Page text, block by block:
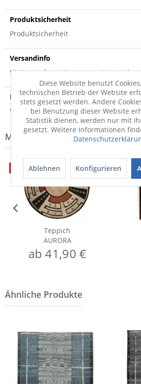
Produktsicherheit
Produktsicherheit
Versandinfo
Weitere Informationen zum Versand...
Hersteller
Weitere Informationen zum Hersteller...
Modell-Familie: AURORA
Teppich
AURORA
ab 41,90 €
50%
Diese Website benutzt
technischen Betrieb der Website
stets gesetzt werden. Andere
bei Benutzung dieser Website
Statistik dienen, werden nur mit
gesetzt. Weitere Informationen
Ablehnen Konfigurieren